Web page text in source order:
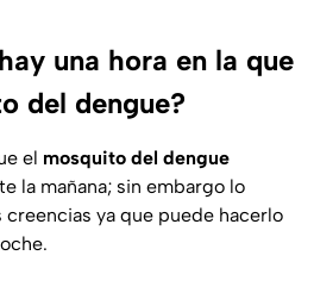
una hora en la que
del dengue?
el mosquito del dengue
la mañana; sin embargo lo
creencias ya que puede hacerlo